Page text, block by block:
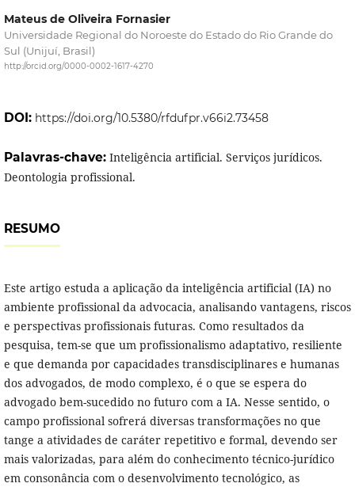
Mateus de Oliveira Fornasier
Universidade Regional do Noroeste do Estado do Rio Grande do
Sul (Unijuí, Brasil)
http://orcid.org/0000-0002-1617-4270
DOI: https://doi.org/10.5380/rfdufpr.v66i2.73458
Palavras-chave: Inteligência artificial. Serviços jurídicos.
Deontologia profissional.
RESUMO
Este artigo estuda a aplicação da inteligência artificial (IA) no
ambiente profissional da advocacia, analisando vantagens, riscos
e perspectivas profissionais futuras. Como resultados da
pesquisa, tem-se que um profissionalismo adaptativo, resiliente
e que demanda por capacidades transdisciplinares e humanas
dos advogados, de modo complexo, é o que se espera do
advogado bem-sucedido no futuro com a IA. Nesse sentido, o
campo profissional sofrerá diversas transformações no que
tange a atividades de caráter repetitivo e formal, devendo ser
mais valorizadas, para além do conhecimento técnico-jurídico
em consonância com o desenvolvimento tecnológico, as